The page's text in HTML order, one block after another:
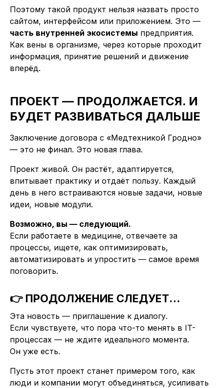
Поэтому такой продукт нельзя назвать просто
сайтом, интерфейсом или приложением. Это —
часть внутренней экосистемы предприятия.
Как вены в организме, через которые проходит
информация, принятие решений и движение
вперёд.
ПРОЕКТ — ПРОДОЛЖАЕТСЯ. И
БУДЕТ РАЗВИВАТЬСЯ ДАЛЬШЕ
Заключение договора с «Медтехникой Гродно»
— это не финал. Это новая глава.
Проект живой. Он растёт, адаптируется,
впитывает практику и отдаёт пользу. Каждый
день в него встраиваются новые задачи, новые
идеи, новые модули.
Возможно, вы — следующий.
Если работаете в медицине, отвечаете за
процессы, ищете, как оптимизировать,
автоматизировать и упростить — самое время
поговорить.
👉 ПРОДОЛЖЕНИЕ СЛЕДУЕТ…
Эта новость — приглашение к диалогу.
Если чувствуете, что пора что-то менять в IT-
процессах — не ждите идеального момента.
Он уже есть.
Пусть этот проект станет примером того, как
люди и компании могут объединяться, усиливать